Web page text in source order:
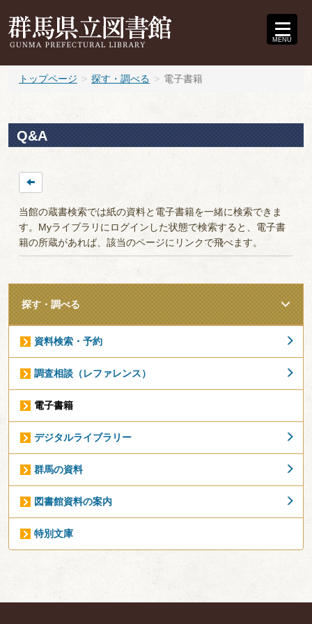
MENU
トップページ 探す・調べる 電子書籍
Q&A
当館の蔵書検索では紙の資料と電子書籍を一緒に検索できま
す。Myライブラリにログインした状態で検索すると、電子書
籍の所蔵があれば、該当のページにリンクで飛べます。
探す・調べる
資料検索・予約
調査相談（レファレンス）
電子書籍
デジタルライブラリー
群馬の資料
図書館資料の案内
特別文庫